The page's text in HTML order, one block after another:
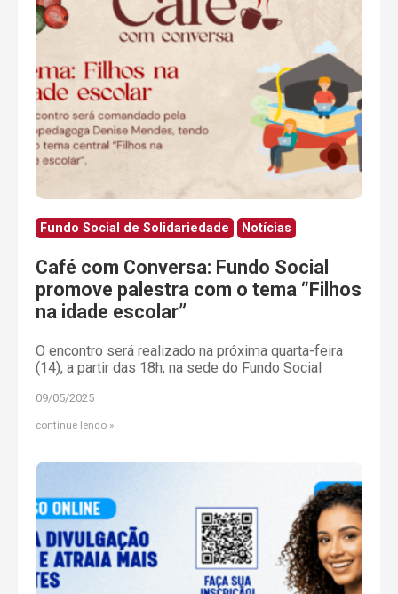
Fundo Social de Solidariedade Notícias
Café com Conversa: Fundo Social
promove palestra com o tema “Filhos
na idade escolar”
O encontro será realizado na próxima quarta-feira
(14), a partir das 18h, na sede do Fundo Social
09/05/2025
continue lendo